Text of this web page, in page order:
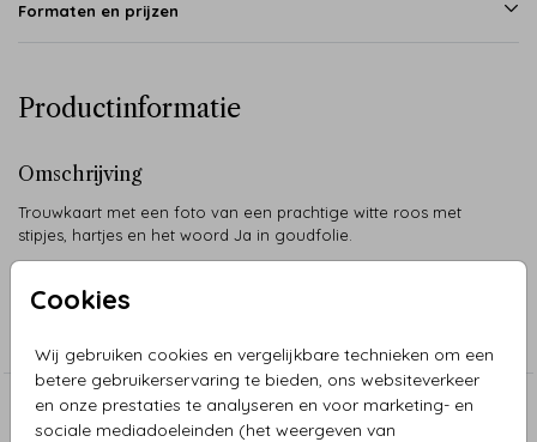
Cookies
Wij gebruiken cookies en vergelijkbare technieken om een
betere gebruikerservaring te bieden, ons websiteverkeer
en onze prestaties te analyseren en voor marketing- en
sociale mediadoeleinden (het weergeven van
Formaten en prijzen
Productinformatie
Omschrijving
Trouwkaart met een foto van een prachtige witte roos met
stipjes, hartjes en het woord Ja in goudfolie.
Collectie
Aanbevolen